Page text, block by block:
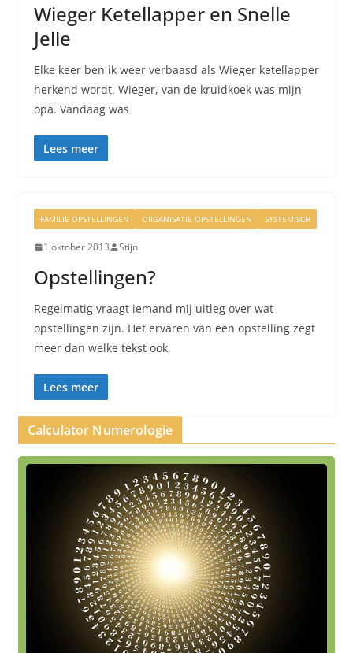
Wieger Ketellapper en Snelle
Jelle
Elke keer ben ik weer verbaasd als Wieger ketellapper
herkend wordt. Wieger, van de kruidkoek was mijn
opa. Vandaag was
Lees meer
FAMILIE OPSTELLINGEN ORGANISATIE OPSTELLINGEN SYSTEMISCH
1 oktober 2013 Stijn
Opstellingen?
Regelmatig vraagt iemand mij uitleg over wat
opstellingen zijn. Het ervaren van een opstelling zegt
meer dan welke tekst ook.
Lees meer
Calculator Numerologie